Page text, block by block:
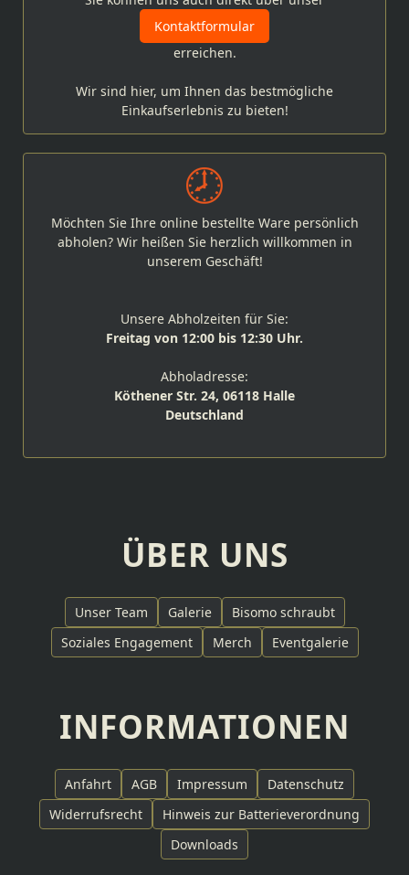
Kontaktformular
erreichen.
Wir sind hier, um Ihnen das bestmögliche
Einkaufserlebnis zu bieten!
Möchten Sie Ihre online bestellte Ware persönlich
abholen? Wir heißen Sie herzlich willkommen in
unserem Geschäft!
Unsere Abholzeiten für Sie:
Freitag von 12:00 bis 12:30 Uhr.
Abholadresse:
Köthener Str. 24, 06118 Halle
Deutschland
ÜBER UNS
Unser Team Galerie
Bisomo schraubt
Soziales Engagement
Merch Eventgalerie
INFORMATIONEN
Anfahrt AGB Impressum
Datenschutz
Widerrufsrecht
Hinweis zur Batterieverordnung
Downloads